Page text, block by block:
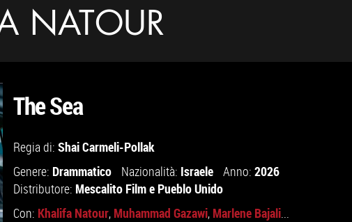
NATOUR
The Sea
Regia di: Shai Carmeli-Pollak
Genere: Drammatico Nazionalità: Israele Anno: 2026
Distributore: Mescalito Filme Pueblo Unido
Con: Khalifa Natour, Muhammad Gazawi, Marlene Bajali...